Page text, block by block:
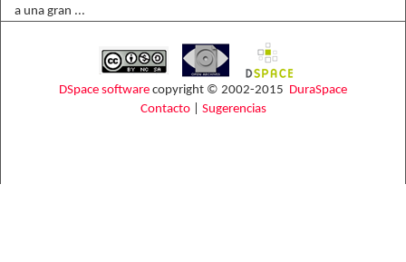
a una gran ...
DSpace software copyright © 2002-2015 DuraSpace
Contacto| Sugerencias